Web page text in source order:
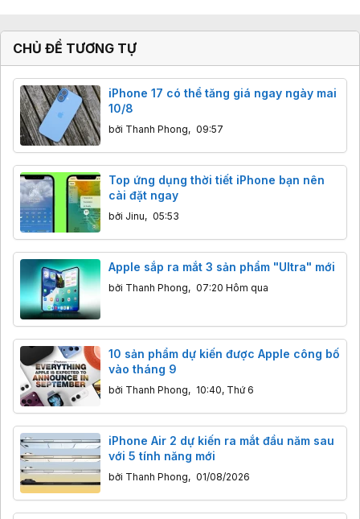
CHỦ ĐỀ TƯƠNG TỰ
iPhone 17 có thể tăng giá ngay ngày mai
10/8
bởi Thanh Phong, 09:57
Top ứng dụng thời tiết iPhone bạn nên
cài đặt ngay
bởi Jinu, 05:53
Apple sắp ra mắt 3 sản phẩm "Ultra" mới
bởi Thanh Phong, 07:20 Hôm qua
10 sản phẩm dự kiến được Apple công bố
vào tháng 9
bởi Thanh Phong, 10:40, Thứ 6
iPhone Air 2 dự kiến ra mắt đầu năm sau
với 5 tính năng mới
bởi Thanh Phong, 01/08/2026